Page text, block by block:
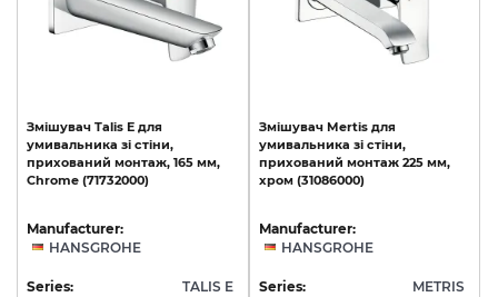
Змішувач Talis E для
умивальника зі стіни,
прихований монтаж, 165 мм,
Chrome (71732000)
Manufacturer:
HANSGROHE
Series: TALIS E
Змішувач Mertis для
умивальника зі стіни,
прихований монтаж 225 мм,
хром (31086000)
Manufacturer:
HANSGROHE
Series: METRIS